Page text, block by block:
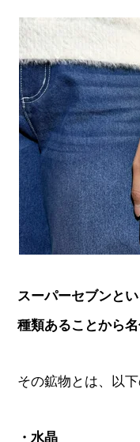
スーパーセブンと
種類あることから名
その鉱物とは、以下
・水晶